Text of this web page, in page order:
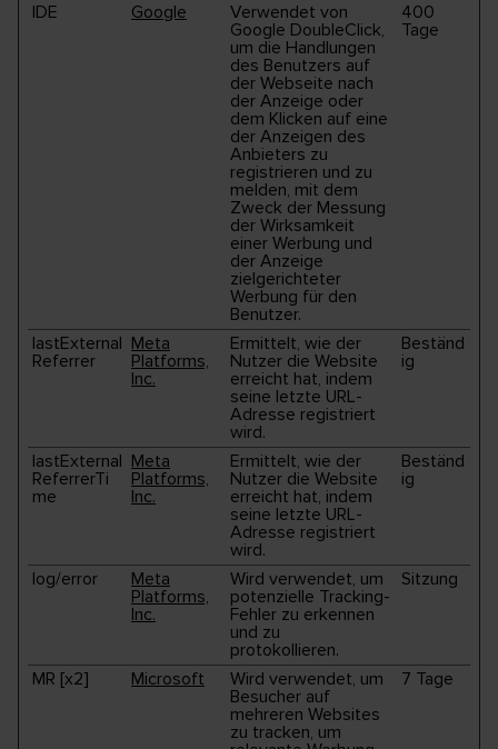
IDE Google
Verwendet von
Google DoubleClick,
um die Handlungen
des Benutzers auf
der Webseite nach
der Anzeige oder
dem Klicken auf eine
der Anzeigen des
Anbieters zu
registrieren und zu
melden, mit dem
Zweck der Messung
der Wirksamkeit
einer Werbung und
der Anzeige
zielgerichteter
Werbung für den
Benutzer.
400
Tage
lastExternal
Referrer
Meta
Platforms,
Inc.
Ermittelt, wie der
Nutzer die Website
erreicht hat, indem
seine letzte URL-
Adresse registriert
wird.
Beständ
ig
lastExternal
ReferrerTi
me
Meta
Platforms,
Inc.
Ermittelt, wie der
Nutzer die Website
erreicht hat, indem
seine letzte URL-
Adresse registriert
wird.
Beständ
ig
log/error
Meta
Platforms,
Inc.
Wird verwendet, um
potenzielle Tracking-
Fehler zu erkennen
und zu
protokollieren.
Sitzung
MR [x2] Microsoft
Wird verwendet, um
Besucher auf
mehreren Websites
zu tracken, um
7 Tage